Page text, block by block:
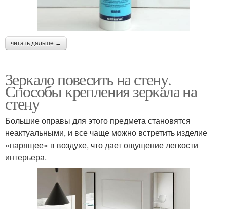
читать дальше →
Зеркало повесить на стену.
Способы крепления зеркала на
стену
Большие оправы для этого предмета становятся
неактуальными, и все чаще можно встретить изделие
«парящее» в воздухе, что дает ощущение легкости
интерьера.